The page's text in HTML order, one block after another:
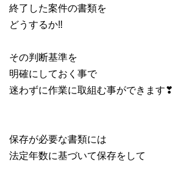
終了した案件の書類を
どうするか‼
その判断基準を
明確にしておく事で
迷わずに作業に取組む事ができます❣
保存が必要な書類には
法定年数に基づいて保存をして